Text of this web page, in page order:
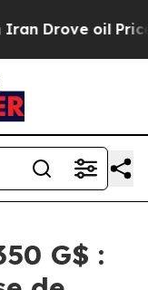
oil Prices
G$ :